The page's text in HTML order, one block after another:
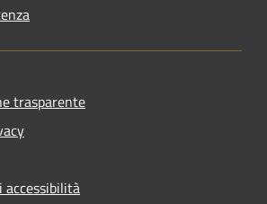
trasparente
accessibilità